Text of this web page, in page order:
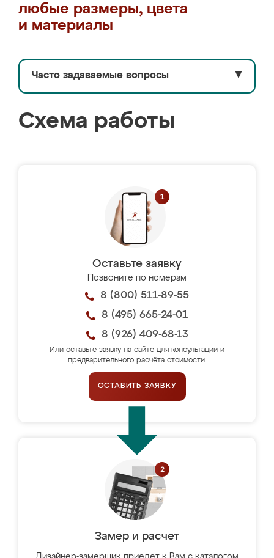
любые размеры, цвета
и материалы
Часто задаваемые вопросы ▼
Схема работы
Оставьте заявку
Позвоните по номерам
8 (800) 511-89-55
8 (495) 665-24-01
8 (926) 409-68-13
Или оставьте заявку на сайте для консультации и
предварительного расчёта стоимости.
ОСТАВИТЬ ЗАЯВКУ
Замер и расчет